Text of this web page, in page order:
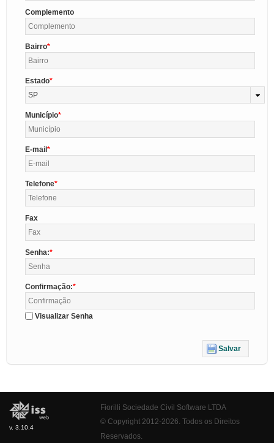
Complemento
Bairro
Estado
SP
Município
E-mail
Telefone
Fax
Senha:
Confirmação:
Visualizar Senha
Salvar
v. 3.10.4
Fiorilli Sociedade Civil Software LTDA
© Copyright 2012-2026. Todos os Direitos
Reservados.